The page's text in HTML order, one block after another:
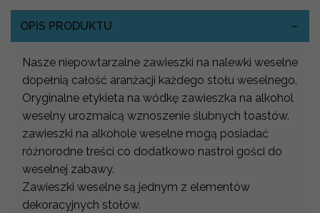
OPIS PRODUKTU
Nasze niepowtarzalne zawieszki na nalewki weselne
dopełnią całość aranżacji każdego stołu weselnego.
Oryginalne etykieta na wódkę zawieszka na alkohol
weselny urozmaicą wznoszenie ślubnych toastów.
zawieszki na alkohole weselne mogą posiadać
różnorodne treści co dodatkowo nastroi gości do
weselnej zabawy.
Zawieszki weselne są jednym z elementów
dekoracyjnych stołów.